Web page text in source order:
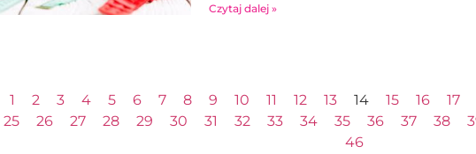
Czytaj dalej »
1 2 3 4 5 6 7 8 9 10 11 12 13 14 15 16 17
25
26 27 28 29 30 31 32 33 34 35 36 37 38
46